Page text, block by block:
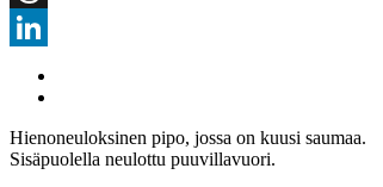
Threads
Hienoneuloksinen pipo, jossa on kuusi saumaa.
Sisäpuolella neulottu puuvillavuori.